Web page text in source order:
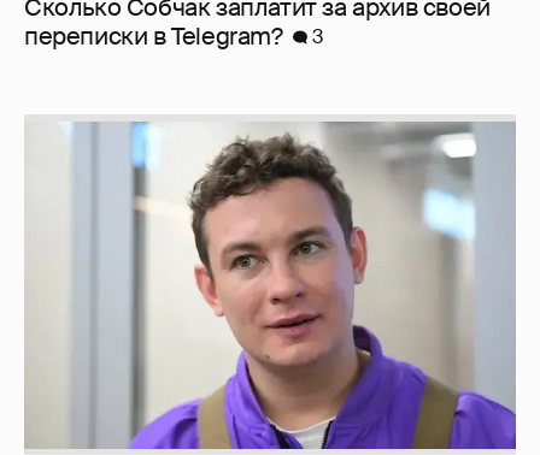
Сколько Собчак заплатит за архив своей
перeписки в Telegram?
3